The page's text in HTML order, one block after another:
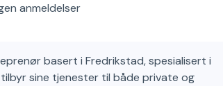
anmeldelser
basert i Fredrikstad, spesialisert i
sine tjenester til både private og